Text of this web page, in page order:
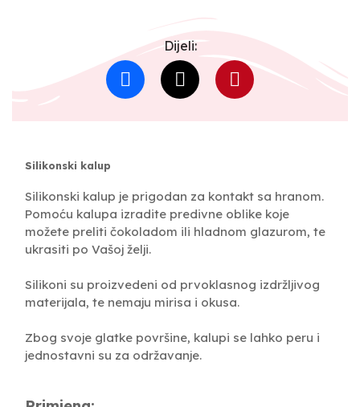
Dijeli:
Silikonski kalup
Silikonski kalup je prigodan za kontakt sa hranom.
Pomoću kalupa izradite predivne oblike koje
možete preliti čokoladom ili hladnom glazurom, te
ukrasiti po Vašoj želji.
Silikoni su proizvedeni od prvoklasnog izdržljivog
materijala, te nemaju mirisa i okusa.
Zbog svoje glatke površine, kalupi se lahko peru i
jednostavni su za održavanje.